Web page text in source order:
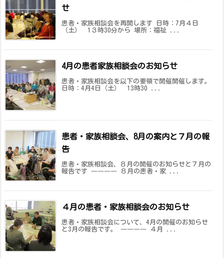
せ
患者・家族相談会を再開します 日時：7月４日
（土） 1３時30分から 場所：福祉 ...
4月の患者家族相談会のお知らせ
患者・家族相談会を以下の要領で開催開催します。
日時：4月4日（土） 13時30 ...
患者・家族相談会、8月の案内と７月の報
告
患者・家族相談会、８月の開催のお知らせと７月の
報告です ―――― ８月の患者・家 ...
４月の患者・家族相談会のお知らせ
患者・家族相談会について、4月の開催のお知らせ
と3月の報告です。 ―――― ４月 ...